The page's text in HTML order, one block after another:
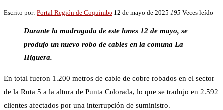
Escrito por: Portal Región de Coquimbo 12 de mayo de 2025 195 Veces leído
Durante la madrugada de este lunes 12 de mayo, se
produjo un nuevo robo de cables en la comuna La
Higuera.
En total fueron 1.200 metros de cable de cobre robados en el sector
de la Ruta 5 a la altura de Punta Colorada, lo que se tradujo en 2.592
clientes afectados por una interrupción de suministro.